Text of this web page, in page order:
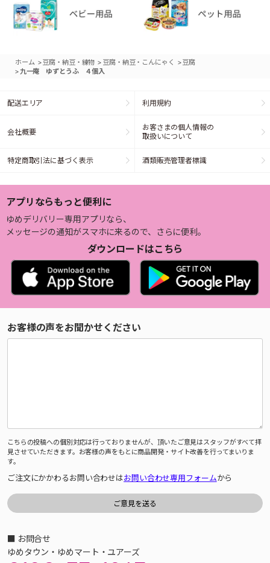
ホーム >豆腐・納豆・練物 > 豆腐・納豆・こんにゃく >豆腐
>九一庵 ゆずとうふ ４個入
配送エリア 利用規約
会社概要
お客さまの個人情報の
取扱いについて
特定商取引法に基づく表示 酒類販売管理者標識
アプリならもっと便利に
ゆめデリバリー専用アプリなら、
メッセージの通知がスマホに来るので、さらに便利。
ダウンロードはこちら
お客様の声をお聞かせください
こちらの投稿への個別対応は行っておりませんが、頂いたご意見はスタッフがすべて拝
見させていただきます。お客様の声をもとに商品開発・サイト改善を行ってまいりま
す。
ご注文にかかわるお問い合わせはお問い合わせ専用フォームから
■ お問合せ
ゆめタウン・ゆめマート・ユアーズ